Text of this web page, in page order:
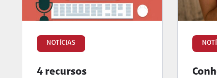
NOTÍCIAS
4 recursos